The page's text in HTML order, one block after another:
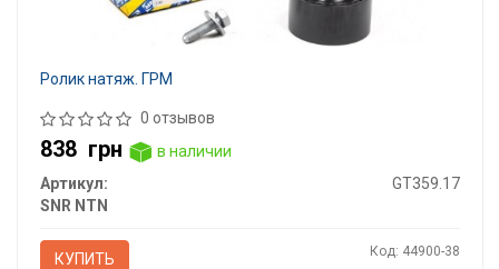
Ролик натяж. ГРМ
0 отзывов
838 грн
в наличии
Артикул:
GT359.17
SNR NTN
КУПИТЬ Код: 44900-38